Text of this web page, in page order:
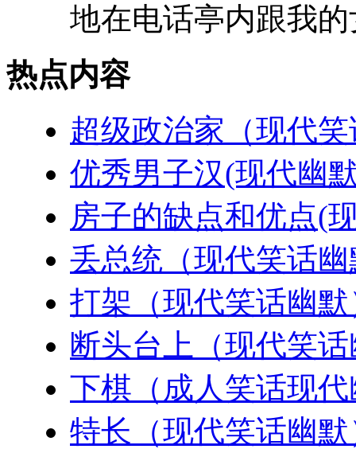
地在电话亭内跟我
热点内容
超级政治家（现代
优秀男子汉(现代幽
房子的缺点和优点(
丢总统（现代笑话
打架（现代笑话幽默
断头台上（现代笑
下棋（成人笑话现
特长（现代笑话幽默